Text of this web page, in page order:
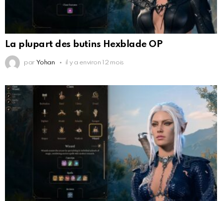
La plupart des butins Hexblade OP
par Yohan il y a environ 12 mois